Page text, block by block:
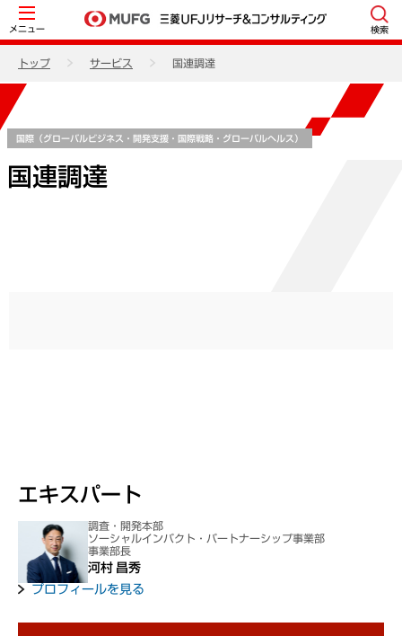
メニュー 検索
トップ サービス 国連調達
国際（グローバルビジネス・開発支援・国際戦略・グローバルヘルス）
国連調達
エキスパート
調査・開発本部
ソーシャルインパクト・パートナーシップ事業部
事業部長
河村 昌秀
プロフィールを見る